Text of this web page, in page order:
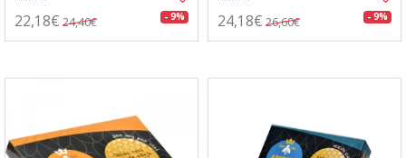
22,18€ 24,40€ - 9% 24,18€ 26,60€ - 9%